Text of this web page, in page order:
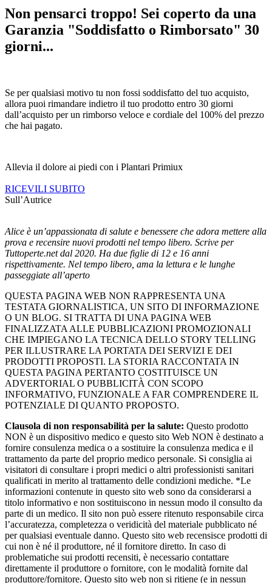
Non pensarci troppo! Sei coperto da una
Garanzia "Soddisfatto o Rimborsato" 30
giorni...
Se per qualsiasi motivo tu non fossi soddisfatto del tuo acquisto,
allora puoi rimandare indietro il tuo prodotto entro 30 giorni
dall’acquisto per un rimborso veloce e cordiale del 100% del prezzo
che hai pagato.
Allevia il dolore ai piedi con i Plantari Primiux
RICEVILI SUBITO
Sull’Autrice
Alice è un’appassionata di salute e benessere che adora mettere alla
prova e recensire nuovi prodotti nel tempo libero. Scrive per
Tuttoperte.net dal 2020. Ha due figlie di 12 e 16 anni
rispettivamente. Nel tempo libero, ama la lettura e le lunghe
passeggiate all’aperto
QUESTA PAGINA WEB NON RAPPRESENTA UNA
TESTATA GIORNALISTICA, UN SITO DI INFORMAZIONE
O UN BLOG. SI TRATTA DI UNA PAGINA WEB
FINALIZZATA ALLE PUBBLICAZIONI PROMOZIONALI
CHE IMPIEGANO LA TECNICA DELLO STORY TELLING
PER ILLUSTRARE LA PORTATA DEI SERVIZI E DEI
PRODOTTI PROPOSTI. LA STORIA RACCONTATA IN
QUESTA PAGINA PERTANTO COSTITUISCE UN
ADVERTORIAL O PUBBLICITÀ CON SCOPO
INFORMATIVO, FUNZIONALE A FAR COMPRENDERE IL
POTENZIALE DI QUANTO PROPOSTO.
Clausola di non responsabilità per la salute: Questo prodotto
NON è un dispositivo medico e questo sito Web NON è destinato a
fornire consulenza medica o a sostituire la consulenza medica e il
trattamento da parte del proprio medico personale. Si consiglia ai
visitatori di consultare i propri medici o altri professionisti sanitari
qualificati in merito al trattamento delle condizioni mediche. *Le
informazioni contenute in questo sito web sono da considerarsi a
titolo informativo e non sostituiscono in nessun modo il consulto da
parte di un medico. Il sito non può essere ritenuto responsabile circa
l’accuratezza, completezza o veridicità del materiale pubblicato né
per qualsiasi eventuale danno. Questo sito web recensisce prodotti di
cui non è né il produttore, né il fornitore diretto. In caso di
problematiche sui prodotti recensiti, è necessario contattare
direttamente il produttore o fornitore, con le modalità fornite dal
produttore/fornitore. Questo sito web non si ritiene (e in nessun